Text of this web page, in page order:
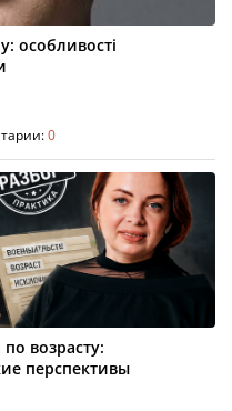
особливості
0
возрасту:
перспективы